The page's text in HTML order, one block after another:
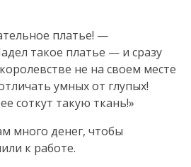
платье! —
такое платье — и сразу
не на своем месте
умных от глупых!
соткут такую ткань!»
много денег, чтобы
к работе.